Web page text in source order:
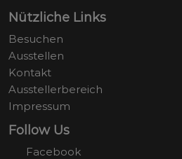
Nützliche Links
Besuchen
Ausstellen
Kontakt
Ausstellerbereich
Impressum
Follow Us
Facebook